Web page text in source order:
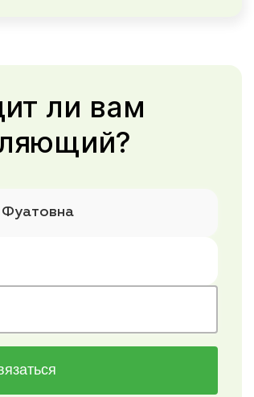
ли вам